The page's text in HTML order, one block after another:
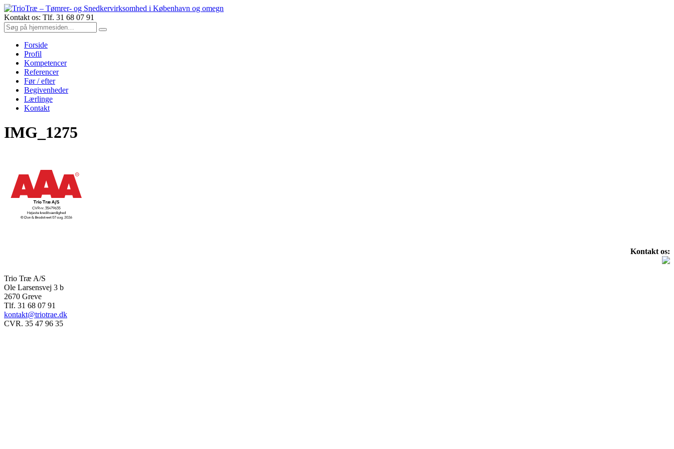
Kontakt os: Tlf. 31 68 07 91
Forside
Profil
Kompetencer
Referencer
Før / efter
Begivenheder
Lærlinge
Kontakt
IMG_1275
Kontakt os:
Trio Træ A/S
Ole Larsensvej 3 b
2670 Greve
Tlf. 31 68 07 91
kontakt@triotrae.dk
CVR. 35 47 96 35